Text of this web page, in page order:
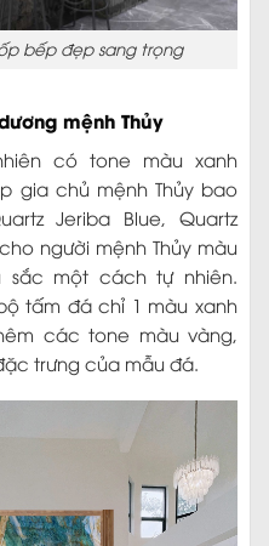
bếp đẹp sang trọng
mệnh Thủy
có tone màu xanh
gia chủ mệnh Thủy bao
Jeriba Blue, Quartz
người mệnh Thủy màu
một cách tự nhiên.
tấm đá chỉ 1 màu xanh
các tone màu vàng,
trưng của mẫu đá.